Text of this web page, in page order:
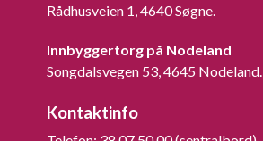
Rådhusveien 1, 4640 Søgne.
Innbyggertorg på Nodeland
Songdalsvegen 53, 4645 Nodeland.
Kontaktinfo